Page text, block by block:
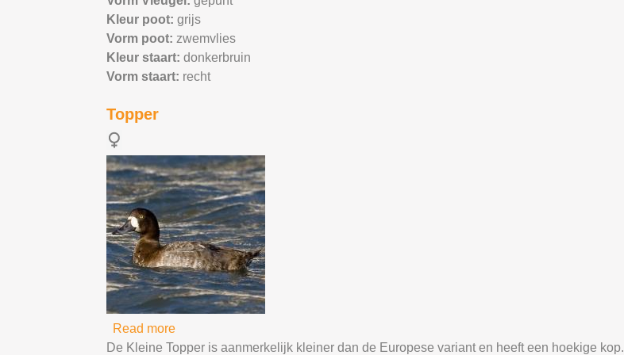
Kleur poot:grijs
Vorm poot: zwemvlies
Kleur staart:donkerbruin
Vorm staart: recht
Topper
Read more
De Kleine Topper is aanmerkelijk kleiner dan de Europese variant en heeft een hoekige kop.